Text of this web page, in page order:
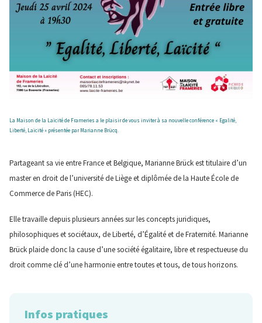
La Maison de la Laïcité de Frameries a le plaisir de vous inviter à sa nouvelle conférence « Egalité,
Liberté, Laïcité » présentée par Marianne Brücq.
Partageant sa vie entre France et Belgique, Marianne Brück est titulaire d’un
master en droit de l’université de Liège et diplômée de la Haute École de
Commerce de Paris (HEC).
Elle travaille depuis plusieurs années sur les concepts juridiques,
philosophiques et sociétaux, de Liberté, d’Égalité et de Fraternité. Marianne
Brück plaide donc la cause d’une société égalitaire, libre et respectueuse du
droit comme clé d’une harmonie entre toutes et tous, de tous horizons.
Infos pratiques